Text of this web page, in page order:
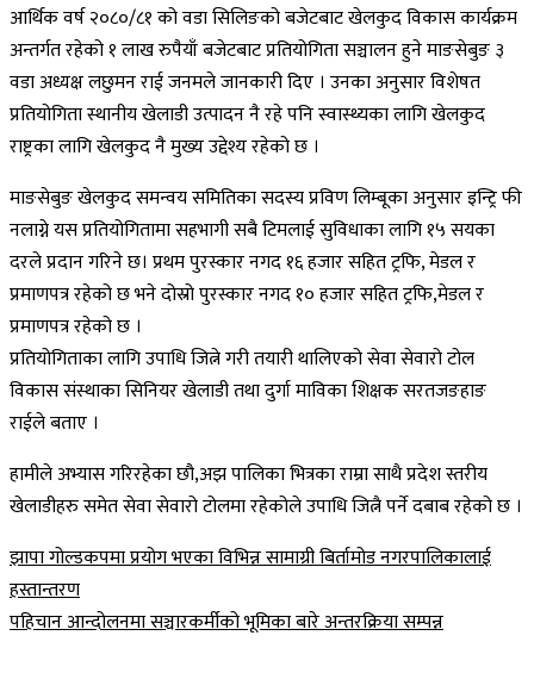
आर्थिक वर्ष २०८०/८१ को वडा सिलिङको बजेटबाट खेलकुद विकास कार्यक्रम
अन्तर्गत रहेको १ लाख रुपैयाँ बजेटबाट प्रतियोगिता सञ्चालन हुने माङसेबुङ ३
वडा अध्यक्ष लछुमन राई जनमले जानकारी दिए । उनका अनुसार विशेषत
प्रतियोगिता स्थानीय खेलाडी उत्पादन नै रहे पनि स्वास्थ्यका लागि खेलकुद
राष्ट्रका लागि खेलकुद नै मुख्य उद्देश्य रहेको छ ।
माङसेबुङ खेलकुद समन्वय समितिका सदस्य प्रविण लिम्बूका अनुसार इन्ट्रि फी
नलाग्ने यस प्रतियोगितामा सहभागी सबै टिमलाई सुविधाका लागि १५ सयका
दरले प्रदान गरिने छ। प्रथम पुरस्कार नगद १६ हजार सहित ट्रफि, मेडल र
प्रमाणपत्र रहेको छ भने दोस्रो पुरस्कार नगद १० हजार सहित ट्रफि,मेडल र
प्रमाणपत्र रहेको छ ।
प्रतियोगिताका लागि उपाधि जित्ने गरी तयारी थालिएको सेवा सेवारो टोल
विकास संस्थाका सिनियर खेलाडी तथा दुर्गा माविका शिक्षक सरतजङहाङ
राईले बताए ।
हामीले अभ्यास गरिरहेका छौ,अझ पालिका भित्रका राम्रा साथै प्रदेश स्तरीय
खेलाडीहरु समेत सेवा सेवारो टोलमा रहेकोले उपाधि जित्नै पर्ने दबाब रहेको छ ।
Post
navigation
झापा गोल्डकपमा प्रयोग भएका विभिन्न सामाग्री बिर्तामोड नगरपालिकालाई
हस्तान्तरण
पहिचान आन्दोलनमा सञ्चारकर्मीको भूमिका बारे अन्तरक्रिया सम्पन्न